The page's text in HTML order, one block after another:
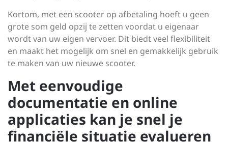
Kortom, met een scooter op afbetaling hoeft u geen
grote som geld opzij te zetten voordat u eigenaar
wordt van uw eigen vervoer. Dit biedt veel flexibiliteit
en maakt het mogelijk om snel en gemakkelijk gebruik
te maken van uw nieuwe scooter.
Met eenvoudige
documentatie en online
applicaties kan je snel je
financiële situatie evalueren